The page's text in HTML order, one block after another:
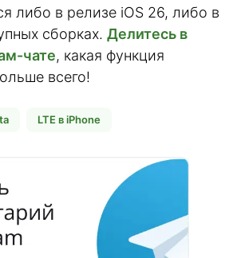
либо в релизе iOS 26, либо в
сборках. Делитесь в
чате, какая функция
всего!
LTE в iPhone